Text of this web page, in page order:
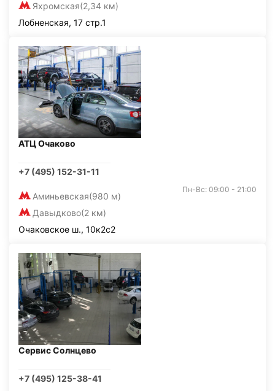
Яхромская(2,34 км)
Лобненская, 17 стр.1
АТЦ Очаково
+7 (495) 152-31-11
Аминьевская(980 м)
Давыдково(2 км)
Пн-Вс: 09:00 - 21:00
Очаковское ш., 10к2с2
Сервис Солнцево
+7 (495) 125-38-41